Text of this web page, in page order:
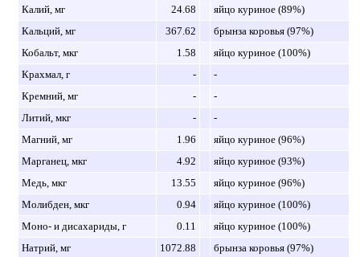
Калий, мг
24.68
яйцо куриное (89%)
Кальций, мг
367.62
брынза коровья (97%)
Кобальт, мкг
1.58
яйцо куриное (100%)
Крахмал, г
-
-
Кремний, мг
-
-
Литий, мкг
-
-
Магний, мг
1.96
яйцо куриное (96%)
Марганец, мкг
4.92
яйцо куриное (93%)
Медь, мкг
13.55
яйцо куриное (96%)
Молибден, мкг
0.94
яйцо куриное (100%)
Моно- и дисахариды, г
0.11
яйцо куриное (100%)
Натрий, мг
1072.88
брынза коровья (97%)